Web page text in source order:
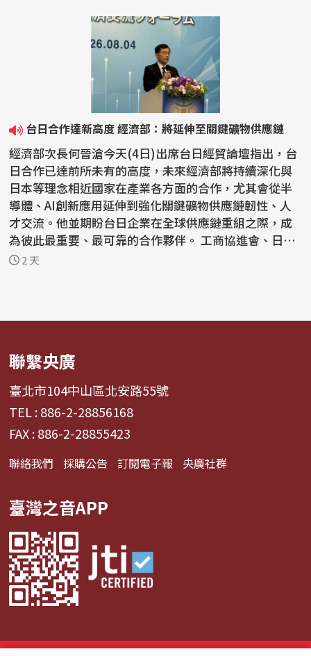
台日合作達新高度 經濟部：將延伸至關鍵礦物供應鏈
經濟部次長何晉滄今天(4日)出席台日經貿論壇指出，台
日合作已達前所未有的高度，未來經濟部將持續深化與
日本等理念相近國家在產業各方面的合作，尤其會從半
導體、AI創新應用延伸到強化關鍵礦物供應鏈韌性、人
才交流。他並期盼台日企業在全球供應鏈重組之際，成
為彼此最重要、最可靠的合作夥伴。 工商協進會、日本
工商...
2 天
聯繫央廣
臺北市104中山區北安路55號
TEL : 886-2-28856168
FAX : 886-2-28855423
聯絡我們 採購公告 訂閱電子報 央廣社群
臺灣之音APP